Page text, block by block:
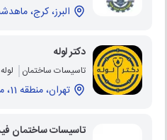
البرز، کرج،
دکتر لوله
تاسیسات ساختمان
تهران، منطقه 11، محله انقلاب، خیابان انقلاب
تاسیسات ساختمان